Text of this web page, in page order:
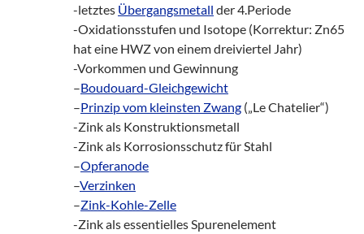
-letztes Übergangsmetall der 4.Periode
-Oxidationsstufen und Isotope (Korrektur: Zn65
hat eine HWZ von einem dreiviertel Jahr)
-Vorkommen und Gewinnung
–Boudouard-Gleichgewicht
–Prinzip vom kleinsten Zwang („Le Chatelier“)
-Zink als Konstruktionsmetall
-Zink als Korrosionsschutz für Stahl
–Opferanode
–Verzinken
–Zink-Kohle-Zelle
-Zink als essentielles Spurenelement